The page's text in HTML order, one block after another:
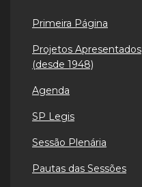
Primeira Página
Projetos Apresentados
(desde 1948)
Agenda
SP Legis
Sessão Plenária
Pautas das Sessões